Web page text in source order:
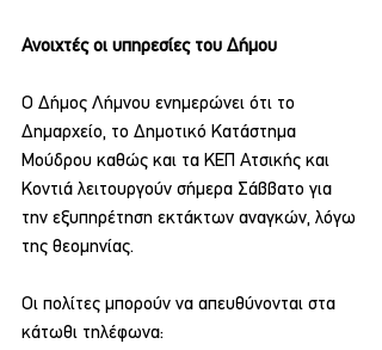
Ανοιχτές οι υπηρεσίες του Δήμου
Ο Δήμος Λήμνου ενημερώνει ότι το
Δημαρχείο, το Δημοτικό Κατάστημα
Μούδρου καθώς και τα ΚΕΠ Ατσικής και
Κοντιά λειτουργούν σήμερα Σάββατο για
την εξυπηρέτηση εκτάκτων αναγκών, λόγω
της θεομηνίας.
Οι πολίτες μπορούν να απευθύνονται στα
κάτωθι τηλέφωνα: